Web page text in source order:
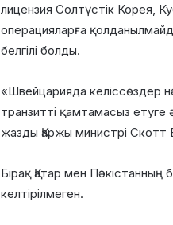
лицензия Солтүстік Корея,
операцияларға
белгілі болды.
«Швейцарияда келіссөздер
транзитті қамтамасыз етуге
жазды Қаржы министрі Скотт
Бірақ Қатар мен Пәкістанның
келтірілмеген.